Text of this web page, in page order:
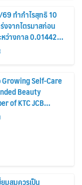
ทำกำไรสุทธิ 10
จากไตรมาสก่อน
ว่างกาล 0.014423
งเติบโตต่อเนื่อง
Growing Self-Care
Beauty
of KTC JCB
on
มสมควรเป็น